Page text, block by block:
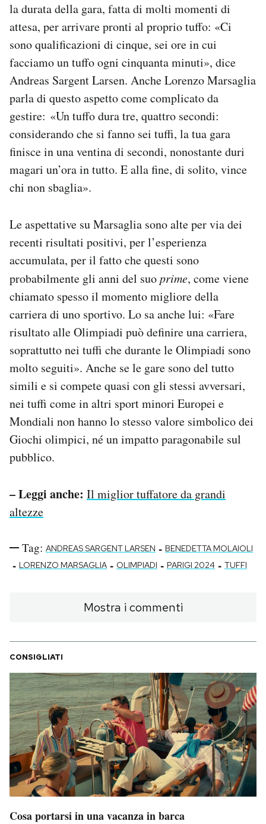
la durata della gara, fatta di molti momenti di
attesa, per arrivare pronti al proprio tuffo: «Ci
sono qualificazioni di cinque, sei ore in cui
facciamo un tuffo ogni cinquanta minuti», dice
Andreas Sargent Larsen. Anche Lorenzo Marsaglia
parla di questo aspetto come complicato da
gestire: «Un tuffo dura tre, quattro secondi:
considerando che si fanno sei tuffi, la tua gara
finisce in una ventina di secondi, nonostante duri
magari un’ora in tutto. E alla fine, di solito, vince
chi non sbaglia».
Le aspettative su Marsaglia sono alte per via dei
recenti risultati positivi, per l’esperienza
accumulata, per il fatto che questi sono
probabilmente gli anni del suoprime, come viene
chiamato spesso il momento migliore della
carriera di uno sportivo. Lo sa anche lui: «Fare
risultato alle Olimpiadi può definire una carriera,
soprattutto nei tuffi che durante le Olimpiadi sono
molto seguiti». Anche se le gare sono del tutto
simili e si compete quasi con gli stessi avversari,
nei tuffi come in altri sport minori Europei e
Mondiali non hanno lo stesso valore simbolico dei
Giochi olimpici, né un impatto paragonabile sul
pubblico.
– Leggi anche: Il miglior tuffatore da grandi
altezze
Tag: ANDREAS SARGENT LARSEN - BENEDETTA MOLAIOLI
- LORENZO MARSAGLIA - OLIMPIADI - PARIGI 2024 - TUFFI
Mostra i commenti
CONSIGLIATI
Cosa portarsi in una vacanza in barca